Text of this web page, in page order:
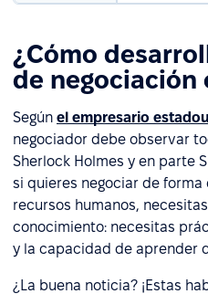
¿Cómo
de negociación
Según el empresario
negociador debe observar
Sherlock Holmes y en parte
si quieres negociar de
recursos humanos,
conocimiento: necesitas
y la capacidad de aprender
¿La buena noticia? ¡Estas